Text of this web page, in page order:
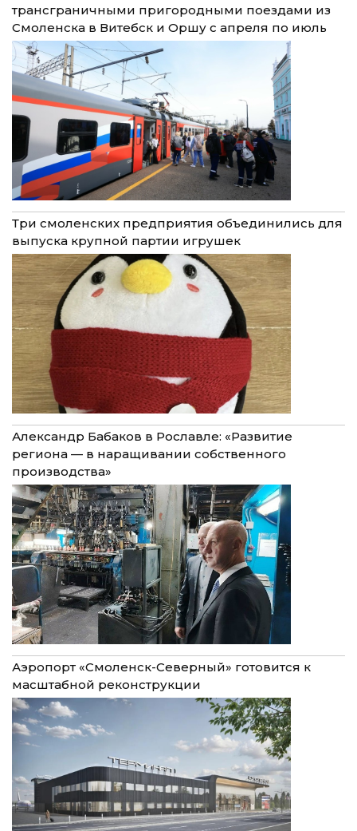
трансграничными пригородными поездами из
Смоленска в Витебск и Оршу с апреля по июль
Три смоленских предприятия объединились для
выпуска крупной партии игрушек
Александр Бабаков в Рославле: «Развитие
региона — в наращивании собственного
производства»
Аэропорт «Смоленск-Северный» готовится к
масштабной реконструкции